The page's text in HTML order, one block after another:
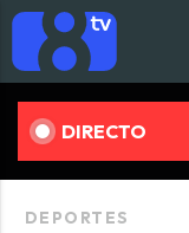
DIRECTO
DEPORTES